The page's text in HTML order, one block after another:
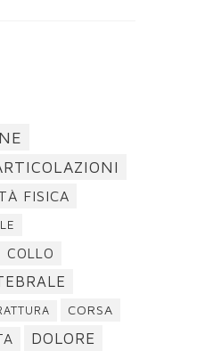
FISICA
COLLO
CORSA
DOLORE